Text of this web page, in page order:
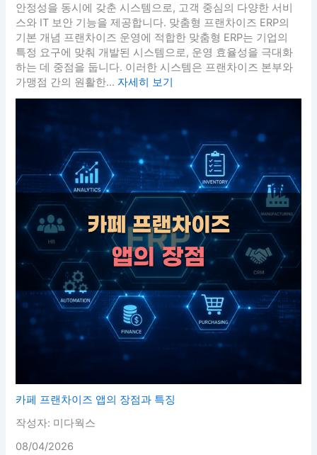
안정성을 동시에 갖춘 시스템으로, 고객 중심의 다양한 서비
스와 IT 보안 기능을 제공합니다. 맞춤형 프랜차이즈 ERP의
기본 개념 프랜차이즈 운영에 적합한 맞춤형 ERP는 기업의
특정 요구에 맞춰 개발된 시스템으로, 운영 효율성을 극대화
하는 데 중점을 둡니다. 이러한 시스템은 프랜차이즈 본부와
가맹점 간의 원활한... 자세히 보기
카페 프랜차이즈 앱의 장점과 특징
작성자: 미다웍스
08/04/2026